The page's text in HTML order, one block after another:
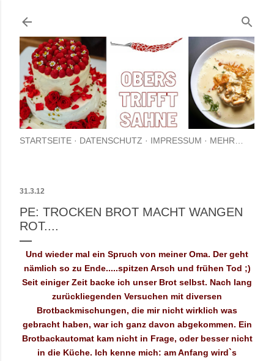
STARTSEITE DATENSCHUTZ IMPRESSUM MEHR…
31.3.12
PE: TROCKEN BROT MACHT WANGEN
ROT....
Und wieder mal ein Spruch von meiner Oma. Der geht
nämlich so zu Ende.....spitzen Arsch und frühen Tod ;)
Seit einiger Zeit backe ich unser Brot selbst. Nach lang
zurückliegenden Versuchen mit diversen
Brotbackmischungen, die mir nicht wirklich was
gebracht haben, war ich ganz davon abgekommen. Ein
Brotbackautomat kam nicht in Frage, oder besser nicht
in die Küche. Ich kenne mich: am Anfang wird`s